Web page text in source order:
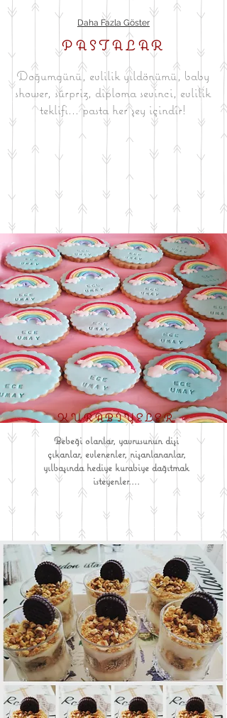
PASTALAR
Doğumgünü, evlilik yıldönümü, baby
shower, sürpriz, diploma sevinci, evlilik
teklifi... pasta her şey içindir!
KURABİYELER
Bebeği olanlar, yavrusunun dişi
çıkanlar, evlenenler, nişanlananlar,
yılbaşında hediye kurabiye dağıtmak
isteyenler....
Daha Fazla Göster